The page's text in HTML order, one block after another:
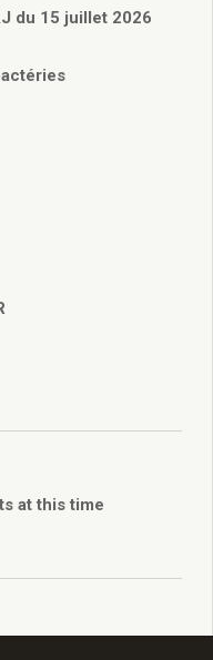
funéraire
du 15 juillet 2026
at this time